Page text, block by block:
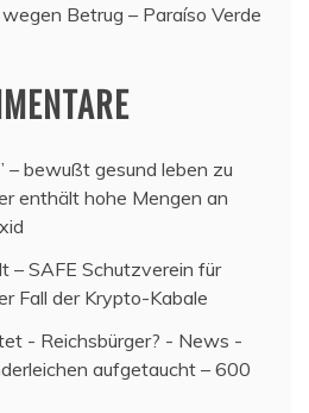
Betrug – Paraíso Verde
– bewußt gesund leben zu
enthält hohe Mengen an
– SAFE Schutzverein für
Fall der Krypto-Kabale
- Reichsbürger? - News -
aufgetaucht – 600